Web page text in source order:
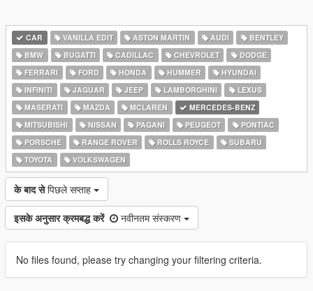
CAR VANILLA EDIT ASTON MARTIN AUDI
BENTLEY
BMW
BUGATTI CADILLAC CHEVROLET
DODGE
FERRARI
FORD HONDA HUMMER
HYUNDAI
INFINITI
JAGUAR JEEP LAMBORGHINI
LEXUS
MASERATI
MAZDA MCLAREN
MERCEDES-BENZ
MITSUBISHI
NISSAN PAGANI PEUGEOT
PONTIAC
PORSCHE
RANGE ROVER ROLLS ROYCE
SUBARU
TOYOTA
VOLKSWAGEN
के बाद से पिछले सप्ताह
इसके अनुसार क्रमबद्ध करें नवीनतम संस्करण
No files found, please try changing your filtering criteria.